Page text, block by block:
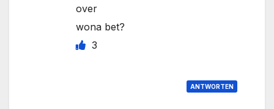
over
wona bet?
3
ANTWORTEN